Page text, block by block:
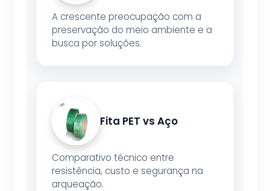
A crescente preocupação com a
preservação do meio ambiente e a
busca por soluções.
Fita PET vs Aço
Comparativo técnico entre
resistência, custo e segurança na
arqueação.